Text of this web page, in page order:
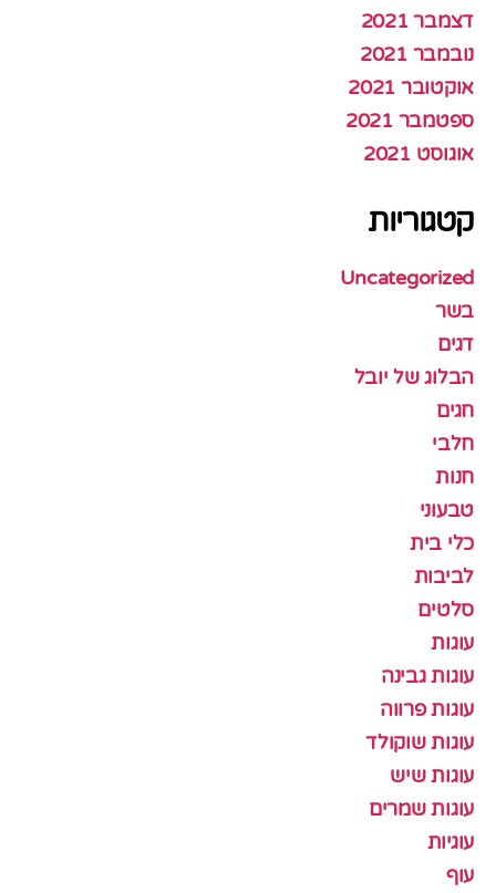
דצמבר 2021
נובמבר 2021
אוקטובר 2021
ספטמבר 2021
אוגוסט 2021
קטגוריות
Uncategorized
בשר
דגים
הבלוג של יובל
חגים
חלבי
חנות
טבעוני
כלי בית
לביבות
סלטים
עוגות
עוגות גבינה
עוגות פרווה
עוגות שוקולד
עוגות שיש
עוגות שמרים
עוגיות
עוף